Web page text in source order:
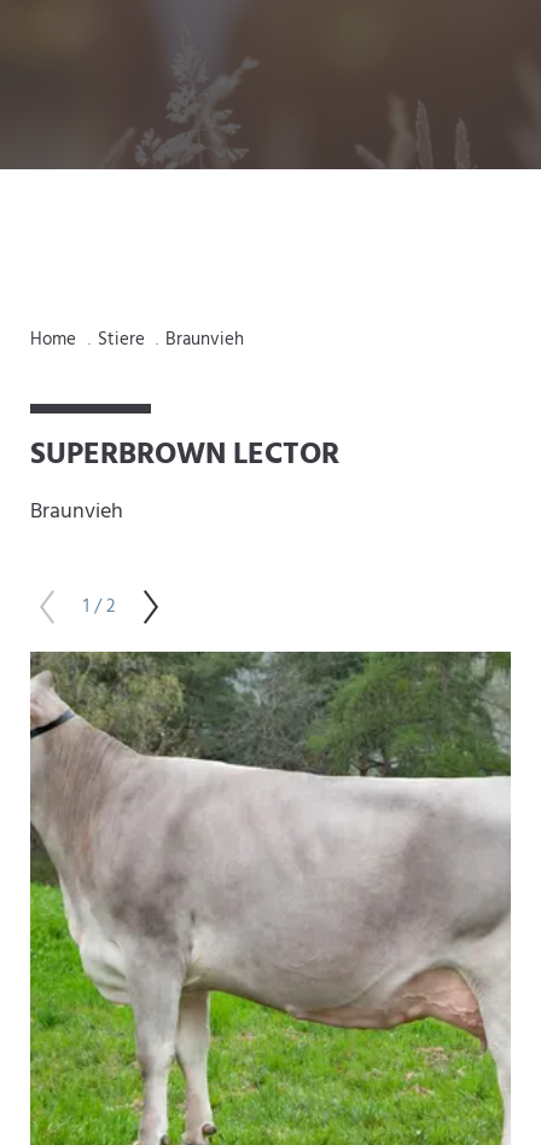
Home . Stiere . Braunvieh
SUPERBROWN LECTOR
Braunvieh
1 / 2